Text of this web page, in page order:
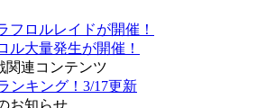
フロルレイドが開催！
ル大量発生が開催！
関連コンテンツ
ンキング！3/17更新
お知らせ